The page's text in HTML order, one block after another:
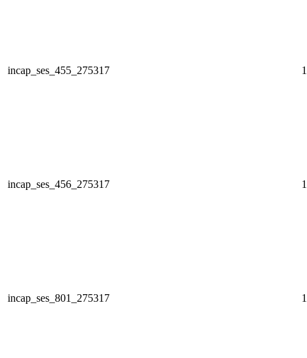
incap_ses_455_275317
incap_ses_456_275317
incap_ses_801_275317